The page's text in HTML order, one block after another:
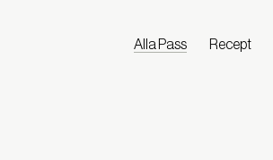
Alla Pass Recept